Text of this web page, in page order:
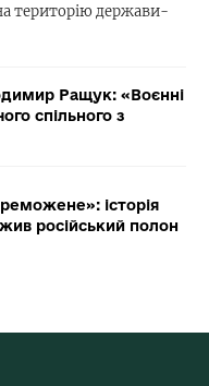
територію держави-
Ращук: «Воєнні
спільного з
історія
російський полон